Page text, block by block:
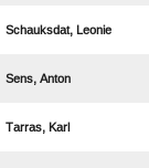
 
 
 